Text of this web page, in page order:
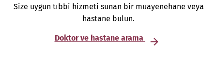
Size uygun tıbbi hizmeti sunan bir muayenehane veya
hastane bulun.
Doktor ve hastane arama